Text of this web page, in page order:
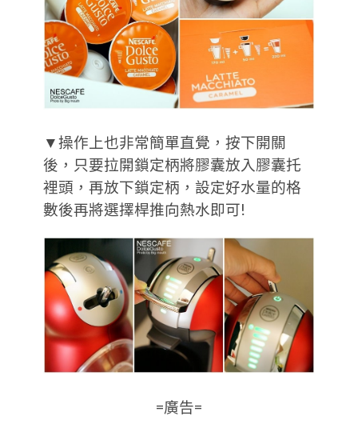
▼操作上也非常簡單直覺，按下開關
後，只要拉開鎖定柄將膠囊放入膠囊托
裡頭，再放下鎖定柄，設定好水量的格
數後再將選擇桿推向熱水即可!
=廣告=